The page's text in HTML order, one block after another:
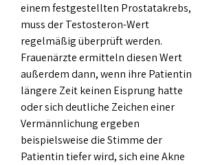
einem festgestellten Prostatakrebs,
muss der Testosteron-Wert
regelmäßig überprüft werden.
Frauenärzte ermitteln diesen Wert
außerdem dann, wenn ihre Patientin
längere Zeit keinen Eisprung hatte
oder sich deutliche Zeichen einer
Vermännlichung ergeben
beispielsweise die Stimme der
Patientin tiefer wird, sich eine Akne